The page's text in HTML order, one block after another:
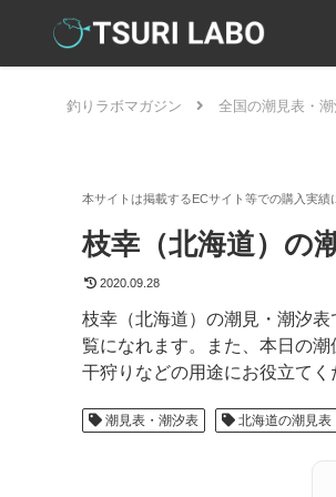
釣りラボマガジン 全国の潮見表・潮
枝幸（北海道）の
2020.09.28
枝幸（北海道）の潮見・潮汐
覧になれます。また、本日の
干狩りなどの用途にお役立てく
潮見表・潮汐表 北海道の潮見表